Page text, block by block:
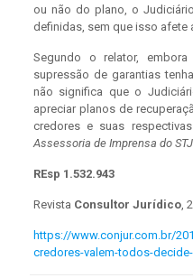
ou não do plano, o
definidas, sem que isso afete
Segundo o relator,
supressão de garantias
não significa que o
apreciar planos de
credores e suas
Assessoria de Imprensa do STJ.
REsp 1.532.943
Revista Consultor Jurídico,
https://www.conjur.com.br/
credores-valem-todos-